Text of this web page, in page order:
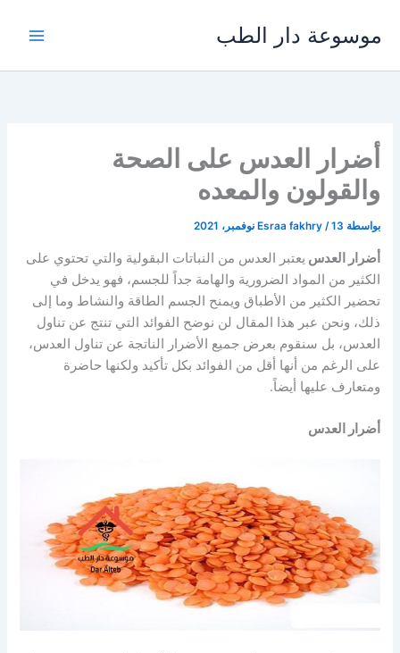
المحتوى
موسوعة دار الطب
أضرار العدس على الصحة
والقولون والمعده
بواسطة Esraa fakhry /13 نوفمبر، 2021
أضرار العدس يعتبر العدس من النباتات البقولية والتي تحتوي على
الكثير من المواد الضرورية والهامة جداً للجسم، فهو يدخل في
تحضير الكثير من الأطباق ويمنح الجسم الطاقة والنشاط وما إلى
ذلك، ونحن عبر هذا المقال لن نوضح الفوائد التي تنتج عن تناول
العدس، بل سنقوم بعرض جميع الأضرار الناتجة عن تناول العدس،
على الرغم من أنها أقل من الفوائد بكل تأكيد ولكنها حاضرة
ومتعارف عليها أيضاً.
أضرار العدس